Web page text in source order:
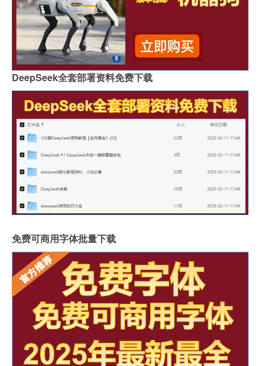
DeepSeek全套部署资料免费下载
免费可商用字体批量下载